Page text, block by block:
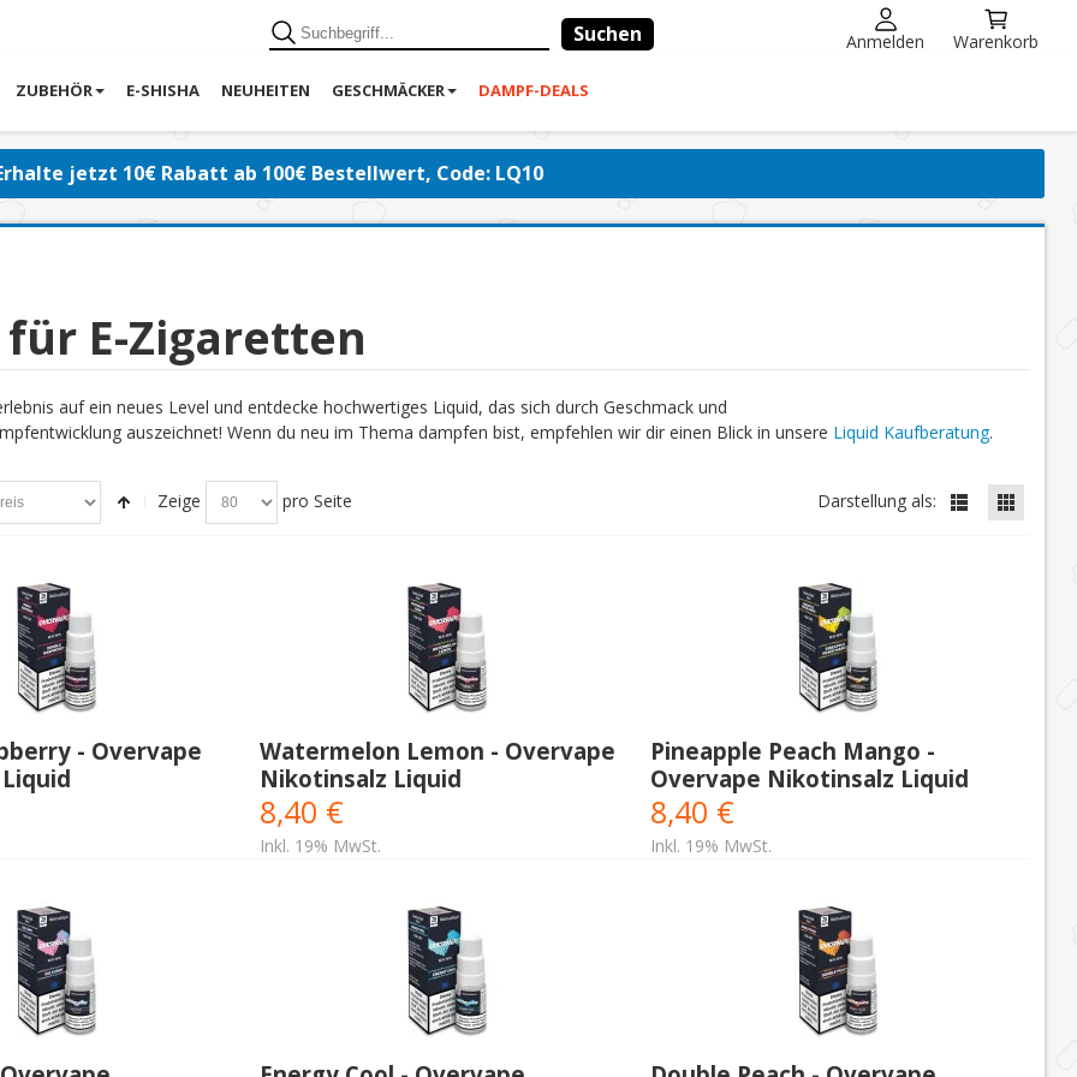
Suchen Anmelden Warenkorb
ZUBEHÖR E-SHISHA NEUHEITEN GESCHMÄCKER DAMPF-DEALS
jetzt 10€ Rabatt ab 100€ Bestellwert, Code: LQ10
E-Zigaretten
auf ein neues Level und entdecke hochwertiges Liquid, das sich durch Geschmack und
auszeichnet! Wenn du neu im Thema dampfen bist, empfehlen wir dir einen Blick in unsere Liquid Kaufberatung.
Zeige pro Seite Darstellung als:
- Overvape
Watermelon Lemon - Overvape
Nikotinsalz Liquid
8,40 €
Inkl. 19% MwSt.
Pineapple Peach Mango -
Overvape Nikotinsalz Liquid
8,40 €
Inkl. 19% MwSt.